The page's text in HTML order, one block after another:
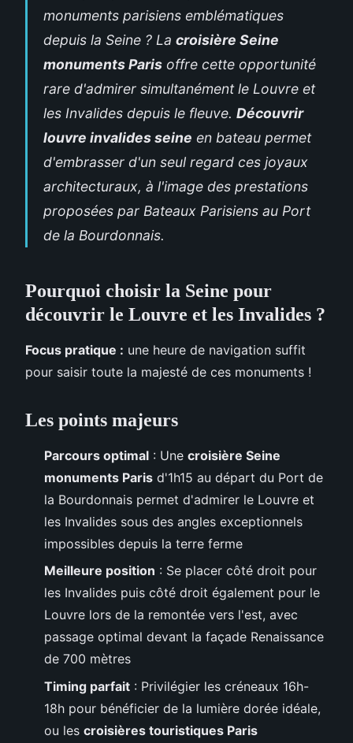
monuments parisiens emblématiques
depuis la Seine ? La croisière Seine
monuments Paris offre cette opportunité
rare d'admirer simultanément le Louvre et
les Invalides depuis le fleuve. Découvrir
louvre invalides seine en bateau permet
d'embrasser d'un seul regard ces joyaux
architecturaux, à l'image des prestations
proposées par Bateaux Parisiens au Port
de la Bourdonnais.
Pourquoi choisir la Seine pour
découvrir le Louvre et les Invalides ?
Focus pratique : une heure de navigation suffit
pour saisir toute la majesté de ces monuments !
Les points majeurs
Parcours optimal : Une croisière Seine
monuments Paris d'1h15 au départ du Port de
la Bourdonnais permet d'admirer le Louvre et
les Invalides sous des angles exceptionnels
impossibles depuis la terre ferme
Meilleure position : Se placer côté droit pour
les Invalides puis côté droit également pour le
Louvre lors de la remontée vers l'est, avec
passage optimal devant la façade Renaissance
de 700 mètres
Timing parfait : Privilégier les créneaux 16h-
18h pour bénéficier de la lumière dorée idéale,
ou les croisières touristiques Paris